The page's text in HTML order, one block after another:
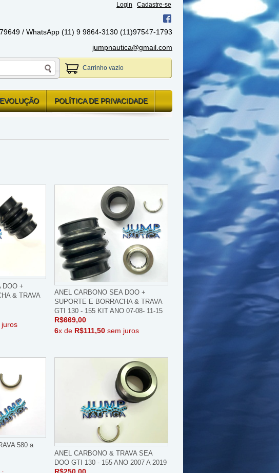
Login Cadastre-se
/ WhatsApp (11) 9 9864-3130 (11)97547-1793
jumpnautica@gmail.com
Carrinho vazio
POLÍTICA DE PRIVACIDADE
DOO +
& TRAVA
juros
ANEL CARBONO SEA DOO +
SUPORTE E BORRACHA & TRAVA
GTI 130 - 155 KIT ANO 07-08- 11-15
R$669,00
6x de R$111,50 sem juros
580 a
ANEL CARBONO & TRAVA SEA
DOO GTI 130 - 155 ANO 2007 A 2019